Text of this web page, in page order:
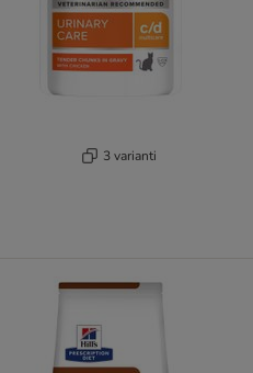
3 varianti